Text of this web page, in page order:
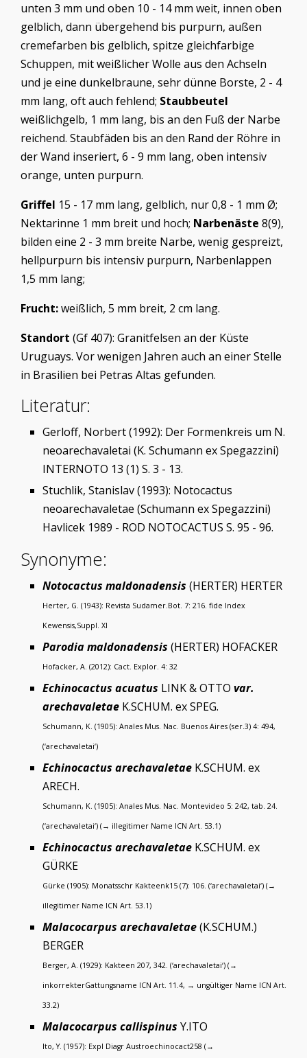
unten 3 mm und oben 10 - 14 mm weit, innen oben
gelblich, dann übergehend bis purpurn, außen
cremefarben bis gelblich, spitze gleichfarbige
Schuppen, mit weißlicher Wolle aus den Achseln
und je eine dunkelbraune, sehr dünne Borste, 2 - 4
mm lang, oft auch fehlend; Staubbeutel
weißlichgelb, 1 mm lang, bis an den Fuß der Narbe
reichend. Staubfäden bis an den Rand der Röhre in
der Wand inseriert, 6 - 9 mm lang, oben intensiv
orange, unten purpurn.
Griffel 15 - 17 mm lang, gelblich, nur 0,8 - 1 mm Ø;
Nektarinne 1 mm breit und hoch; Narbenäste 8(9),
bilden eine 2 - 3 mm breite Narbe, wenig gespreizt,
hellpurpurn bis intensiv purpurn, Narbenlappen
1,5 mm lang;
Frucht:weißlich, 5 mm breit, 2 cm lang.
Standort (Gf 407): Granitfelsen an der Küste
Uruguays. Vor wenigen Jahren auch an einer Stelle
in Brasilien bei Petras Altas gefunden.
Literatur:
Gerloff, Norbert (1992): Der Formenkreis um N.
neoarechavaletai (K. Schumann ex Spegazzini)
INTERNOTO 13 (1) S. 3 - 13.
Stuchlik, Stanislav (1993): Notocactus
neoarechavaletae (Schumann ex Spegazzini)
Havlicek 1989 - ROD NOTOCACTUS S. 95 - 96.
Synonyme:
Notocactus maldonadensis (HERTER) HERTER
Herter, G. (1943): Revista Sudamer.Bot. 7: 216. fide Index
Kewensis,Suppl. XI
Parodia maldonadensis (HERTER) HOFACKER
Hofacker, A. (2012): Cact. Explor. 4: 32
Echinocactus acuatus LINK & OTTO var.
arechavaletae K.SCHUM. ex SPEG.
Schumann, K. (1905): Anales Mus. Nac. Buenos Aires (ser.3) 4: 494,
(‘arechavaletai‘)
Echinocactus arechavaletae K.SCHUM. ex
ARECH.
Schumann, K. (1905): Anales Mus. Nac. Montevideo 5: 242, tab. 24.
(‘arechavaletai‘) (→ illegitimer Name ICN Art. 53.1)
Echinocactus arechavaletae K.SCHUM. ex
GÜRKE
Gürke (1905): Monatsschr Kakteenk15 (7): 106. (‘arechavaletai‘) (→
illegitimer Name ICN Art. 53.1)
Malacocarpus arechavaletae(K.SCHUM.)
BERGER
Berger, A. (1929): Kakteen 207, 342. (‘arechavaletai‘) (→
inkorrekterGattungsname ICN Art. 11.4, → ungültiger Name ICN Art.
33.2)
Malacocarpus callispinus Y.ITO
Ito, Y. (1957): Expl Diagr Austroechinocact258 (→